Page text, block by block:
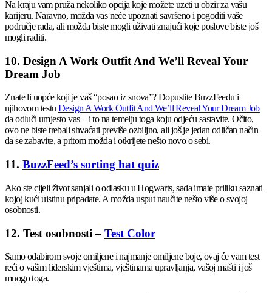
Na kraju vam pruža nekoliko opcija koje možete uzeti u obzir za vašu
karijeru. Naravno, možda vas neće upoznati savršeno i pogoditi vaše
područje rada, ali možda biste mogli uživati znajući koje poslove biste još
mogli raditi.
10. Design A Work Outfit And We’ll Reveal Your
Dream Job
Znate li uopće koji je vaš “posao iz snova”? Dopustite BuzzFeedu i
njihovom testuDesign A Work Outfit And We’ll Reveal Your Dream Job
da odluči umjesto vas – i to na temelju toga koju odjeću sastavite. Očito,
ovo ne biste trebali shvaćati previše ozbiljno, ali još je jedan odličan način
da se zabavite, a pritom možda i otkrijete nešto novo o sebi.
11. BuzzFeed’s sorting hat quiz
Ako ste cijeli život sanjali o odlasku u Hogwarts, sada imate priliku saznati
kojoj kući uistinu pripadate. A možda usput naučite nešto više o svojoj
osobnosti.
12. Test osobnosti – Test Color
Samo odabirom svoje omiljene i najmanje omiljene boje, ovaj će vam test
reći o vašim liderskim vještima, vještinama upravljanja, vašoj mašti i još
mnogo toga.